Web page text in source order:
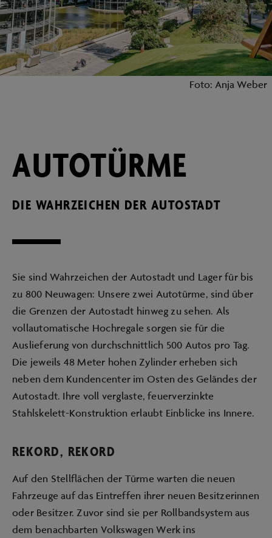
Foto: Anja Weber
AUTOTÜRME
DIE WAHRZEICHEN DER AUTOSTADT
Sie sind Wahrzeichen der Autostadt und Lager für bis
zu 800 Neuwagen: Unsere zwei Autotürme, sind über
die Grenzen der Autostadt hinweg zu sehen. Als
vollautomatische Hochregale sorgen sie für die
Auslieferung von durchschnittlich 500 Autos pro Tag.
Die jeweils 48 Meter hohen Zylinder erheben sich
neben dem Kundencenter im Osten des Geländes der
Autostadt. Ihre voll verglaste, feuerverzinkte
Stahlskelett-Konstruktion erlaubt Einblicke ins Innere.
REKORD, REKORD
Auf den Stellflächen der Türme warten die neuen
Fahrzeuge auf das Eintreffen ihrer neuen Besitzerinnen
oder Besitzer. Zuvor sind sie per Rollbandsystem aus
dem benachbarten Volkswagen Werk ins